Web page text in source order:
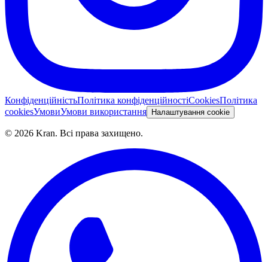
КонфіденційністьПолітика конфіденційностіCookiesПолітика
cookiesУмовиУмови використання Налаштування cookie
© 2026 Kran. Всі права захищено.